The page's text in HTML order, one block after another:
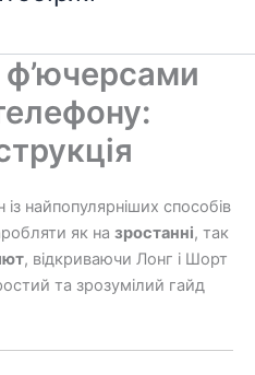
ф’ючерсами
найпопулярніших способів
як на зростанні, так
, відкриваючи Лонг і Шорт
та зрозумілий гайд